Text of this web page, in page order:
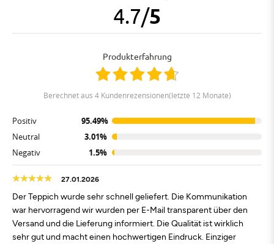
4.7/5
Produkterfahrung
berechnet aus 4 Kundenrezensionen(letzte 12 Monate)
Positiv
95.49%
Neutral
3.01%
Negativ
1.5%
27.01.2026
Der Teppich wurde sehr schnell geliefert. Die Kommunikation
war hervorragend wir wurden per E-Mail transparent über den
Versand und die Lieferung informiert. Die Qualität ist wirklich
sehr gut und macht einen hochwertigen Eindruck. Einziger